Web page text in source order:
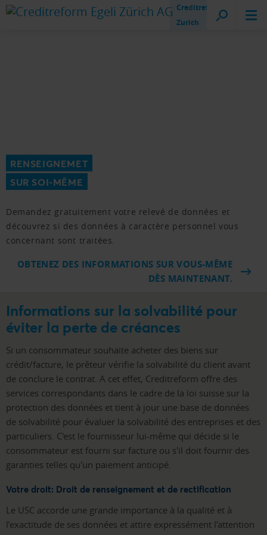
Creditreform
Zurich
RENSEIGNEMET
SUR SOI-MÊME
Demandez gratuitement votre relevé de données et
découvrez si des données à caractère personnel vous
concernant sont traitées.
OBTENEZ DES INFORMATIONS SUR VOUS-MÊME
DÈS MAINTENANT.
Informations sur la solvabilité pour
éviter la perte de créances
Si un consommateur souhaite acheter des biens sur
crédit/facture, le prêteur vérifie la solvabilité du client avant
de conclure le contrat. A cet effet, Creditreform offre des
services correspondants dans le cadre de la loi suisse sur la
protection des données et tient à jour une base de données
de solvabilité pour évaluer la solvabilité des entreprises et des
particuliers. C'est le fournisseur lui-même qui décide si le
consommateur est fourni sur facture ou s'il doit fournir des
garanties telles qu'un paiement anticipé.
Votre droit: Droit de renseignement et de rectification
Le USC accorde une grande importance à la qualité et à
l’exactitude de ses données et attire expressément l’attention